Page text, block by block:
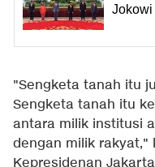
Jokowi
"Sengketa tanah itu
Sengketa tanah itu
antara milik institusi
dengan milik rakyat,"
Kepresidenan